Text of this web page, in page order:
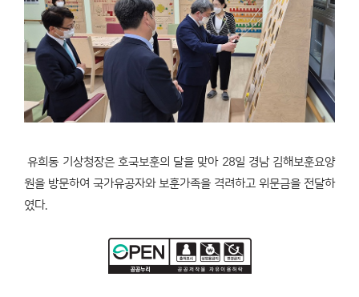
유희동 기상청장은 호국보훈의 달을 맞아 28일 경남 김해보훈요양
원을 방문하여 국가유공자와 보훈가족을 격려하고 위문금을 전달하
였다.